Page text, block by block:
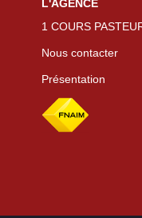
L'AGENCE
1 COURS
Nous contacter
Présentation